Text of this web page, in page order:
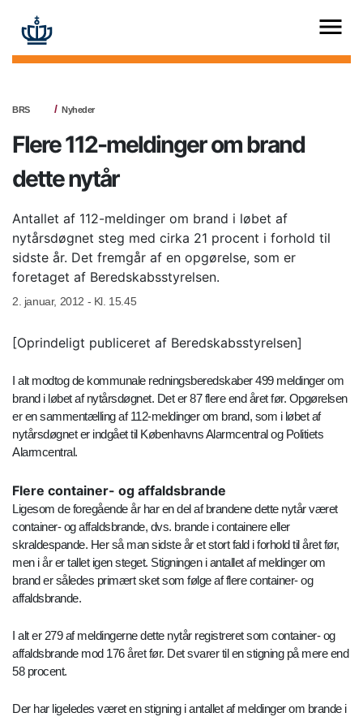
BRS Nyheder
Flere 112-meldinger om brand
dette nytår
Antallet af 112-meldinger om brand i løbet af
nytårsdøgnet steg med cirka 21 procent i forhold til
sidste år. Det fremgår af en opgørelse, som er
foretaget af Beredskabsstyrelsen.
2. januar, 2012 - Kl. 15.45
[Oprindeligt publiceret af Beredskabsstyrelsen]
I alt modtog de kommunale redningsberedskaber 499 meldinger om
brand i løbet af nytårsdøgnet. Det er 87 flere end året før. Opgørelsen
er en sammentælling af 112-meldinger om brand, som i løbet af
nytårsdøgnet er indgået til Københavns Alarmcentral og Politiets
Alarmcentral.
Flere container- og affaldsbrande
Ligesom de foregående år har en del af brandene dette nytår været
container- og affaldsbrande, dvs. brande i containere eller
skraldespande. Her så man sidste år et stort fald i forhold til året før,
men i år er tallet igen steget. Stigningen i antallet af meldinger om
brand er således primært sket som følge af flere container- og
affaldsbrande.
I alt er 279 af meldingerne dette nytår registreret som container- og
affaldsbrande mod 176 året før. Det svarer til en stigning på mere end
58 procent.
Der har ligeledes været en stigning i antallet af meldinger om brande i